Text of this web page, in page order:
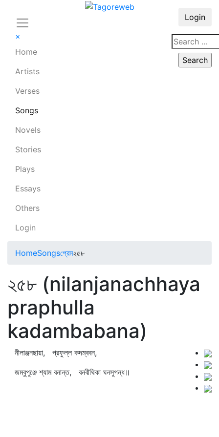
×
Home
Artists
Verses
Songs
Novels
Stories
Plays
Essays
Others
Login
Login
HomeSongsপ্রেম২৫৮
২৫৮ (nilanjanachhaya
praphulla
kadambabana)
নীলাঞ্জনছায়া, প্রফুল্ল কদম্ববন,
জম্বুপুঞ্জে শ্যাম বনান্ত, বনবীথিকা ঘনসুগন্ধ॥